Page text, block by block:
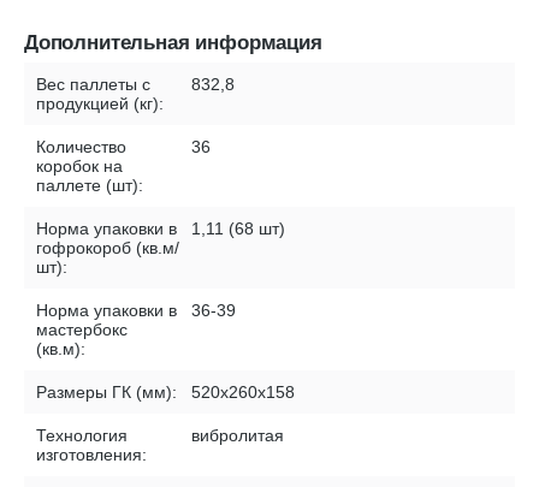
Дополнительная информация
Вес паллеты с
продукцией (кг):
832,8
Количество
коробок на
паллете (шт):
36
Норма упаковки в
гофрокороб (кв.м/
шт):
1,11 (68 шт)
Норма упаковки в
мастербокс
(кв.м):
36-39
Размеры ГК (мм): 520х260х158
Технология
изготовления:
вибролитая